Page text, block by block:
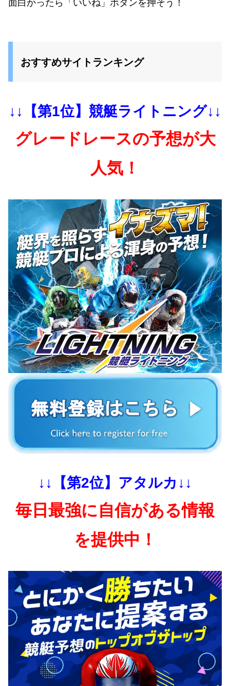
面白かったら「いいね」ボタンを押そう！
おすすめサイトランキング
↓↓【第1位】競艇ライトニング↓↓
グレードレースの予想が大
人気！
↓↓【第2位】アタルカ↓↓
毎日最強に自信がある情報
を提供中！